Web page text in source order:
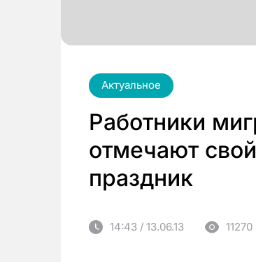
Актуальное
Работники
отмечают
праздник
14:43 / 13.06.13 11270